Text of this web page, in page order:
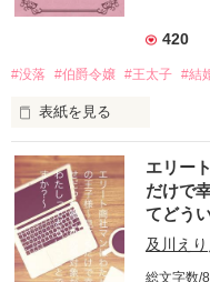
◎アドルフ・カール・ア
カルトナー帝国　皇帝
オリヴィアの息子
お読みいただきありがと
2023/4/22完結しました！
2023/4/26 ファンタジー
2023/5/3   総合ランキン
1,000,000PV突破
嫁ぎ先の初夜で暗殺さ
の国で働きながら生きて
兄妹と婚約者から捨てら
し始める。
そんな中、そこで出会っ
なぜか国王が命をかけて
こんな誰にも愛されたこ
絶対にありえない…
420
#没落 #伯爵令嬢 #王太子 #結
表紙を見る
フィリシティ・アリア・
没落寸前のロジャーズ伯
レオン・タイラー・ミカ
呪われた国　ミカリオン
完璧王子を演じることに
エリー
だけで
てどう
及川えり
総文字数/